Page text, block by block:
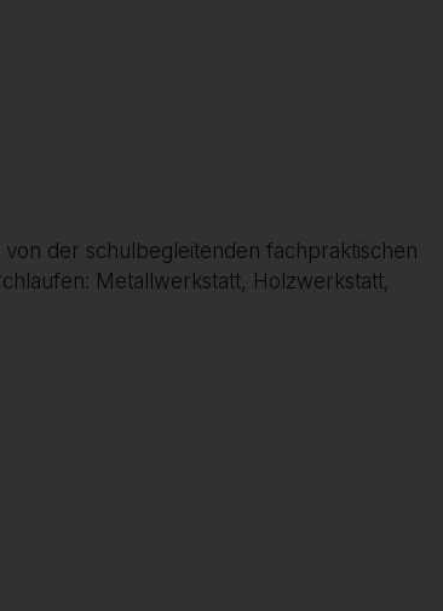
der schulbegleitenden fachpraktischen
Metallwerkstatt, Holzwerkstatt,